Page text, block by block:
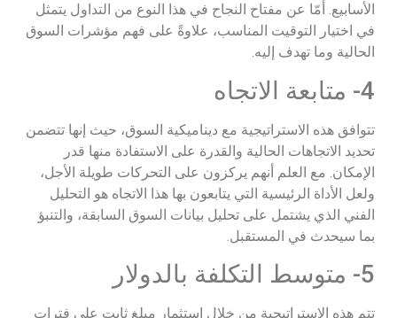
الأسابيع. أمّا عن مفتاح النجاح في هذا النوع من التداول يتمثل
في اختيار التوقيت المناسب، علاوةً على فهم مؤشرات السوق
الحالية وما تهدف إليه.
4- متابعة الاتجاه
تتوافق هذه الاستراتيجية مع ديناميكية السوق، حيث إنها تتضمن
تحديد الاتجاهات الحالية والقدرة على الاستفادة منها قدر
الإمكان. مع العلم أنهم يركزون على التحركات طويلة الأجل،
ولعل الأداة الرئيسية التي يتابعون بها هذا الاتجاه هو التحليل
الفني الذي يشتمل على تحليل بيانات السوق السابقة، والتنبؤ
بما سيحدث في المستقبل.
5- متوسط التكلفة بالدولار
تتم هذه الاستراتيجية من خلال استثمار مبلغ ثابت على فترات